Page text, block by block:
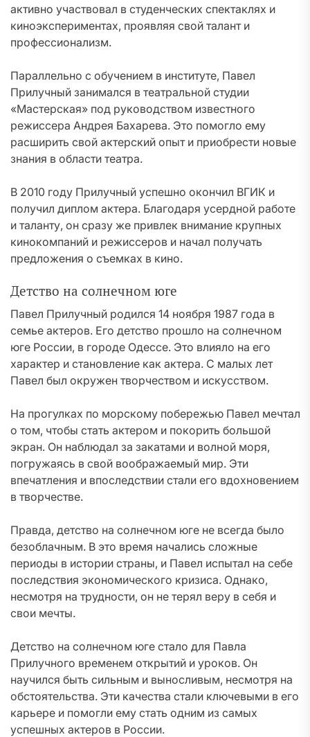
активно участвовал в студенческих спектаклях и
киноэкспериментах, проявляя свой талант и
профессионализм.
Параллельно с обучением в институте, Павел
Прилучный занимался в театральной студии
«Мастерская» под руководством известного
режиссера Андрея Бахарева. Это помогло ему
расширить свой актерский опыт и приобрести новые
знания в области театра.
В 2010 году Прилучный успешно окончил ВГИК и
получил диплом актера. Благодаря усердной работе
и таланту, он сразу же привлек внимание крупных
кинокомпаний и режиссеров и начал получать
предложения о съемках в кино.
Детство на солнечном юге
Павел Прилучный родился 14 ноября 1987 года в
семье актеров. Его детство прошло на солнечном
юге России, в городе Одессе. Это влияло на его
характер и становление как актера. С малых лет
Павел был окружен творчеством и искусством.
На прогулках по морскому побережью Павел мечтал
о том, чтобы стать актером и покорить большой
экран. Он наблюдал за закатами и волной моря,
погружаясь в свой воображаемый мир. Эти
впечатления и впоследствии стали его вдохновением
в творчестве.
Правда, детство на солнечном юге не всегда было
безоблачным. В это время начались сложные
периоды в истории страны, и Павел испытал на себе
последствия экономического кризиса. Однако,
несмотря на трудности, он не терял веру в себя и
свои мечты.
Детство на солнечном юге стало для Павла
Прилучного временем открытий и уроков. Он
научился быть сильным и выносливым, несмотря на
обстоятельства. Эти качества стали ключевыми в его
карьере и помогли ему стать одним из самых
успешных актеров в России.